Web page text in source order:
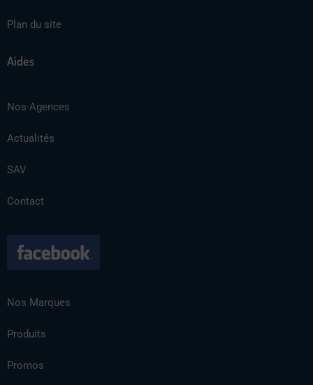
Plan du site
Aides
Nos Agences
Actualités
SAV
Contact
Nos Marques
Produits
Promos